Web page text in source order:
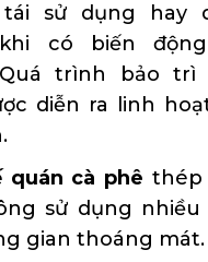
sử dụng hay
có biến
trình bảo trì
diễn ra linh
quán cà phê thép
sử dụng
gian thoáng mát.